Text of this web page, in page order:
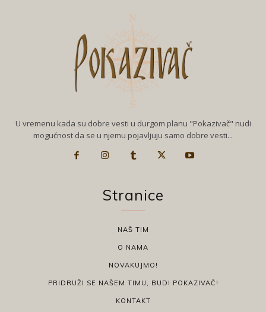
U vremenu kada su dobre vesti u durgom planu "Pokazivač" nudi
mogućnost da se u njemu pojavljuju samo dobre vesti...
Stranice
NAŠ TIM
O NAMA
NOVAKUJMO!
PRIDRUŽI SE NAŠEM TIMU, BUDI POKAZIVAČ!
KONTAKT